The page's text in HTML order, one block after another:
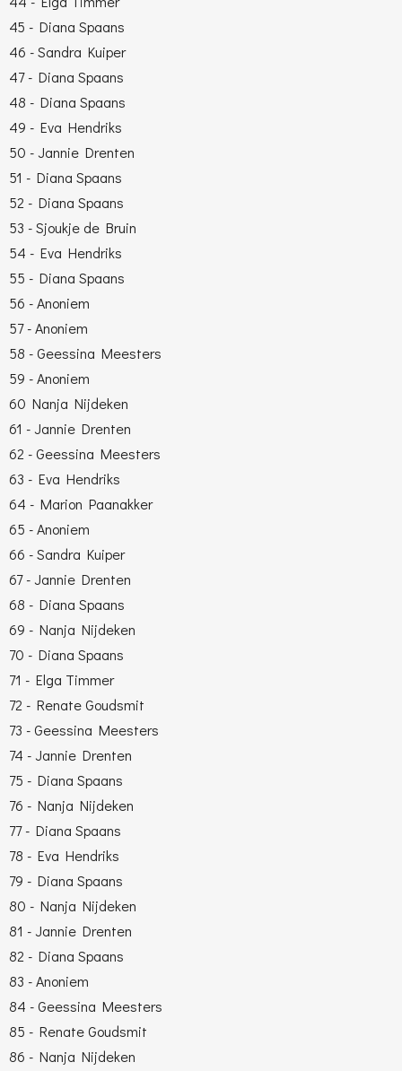
45 - Diana Spaans
46 - Sandra Kuiper
47 - Diana Spaans
48 - Diana Spaans
49 - Eva Hendriks
50 - Jannie Drenten
51 - Diana Spaans
52 - Diana Spaans
53 - Sjoukje de Bruin
54 - Eva Hendriks
55 - Diana Spaans
56 - Anoniem
57 - Anoniem
58 - Geessina Meesters
59 - Anoniem
60 Nanja Nijdeken
61 - Jannie Drenten
62 - Geessina Meesters
63 - Eva Hendriks
64 - Marion Paanakker
65 - Anoniem
66 - Sandra Kuiper
67 - Jannie Drenten
68 - Diana Spaans
69 - Nanja Nijdeken
70 - Diana Spaans
71 - Elga Timmer
72 - Renate Goudsmit
73 - Geessina Meesters
74 - Jannie Drenten
75 - Diana Spaans
76 - Nanja Nijdeken
77 - Diana Spaans
78 - Eva Hendriks
79 - Diana Spaans
80 - Nanja Nijdeken
81 - Jannie Drenten
82 - Diana Spaans
83 - Anoniem
84 - Geessina Meesters
85 - Renate Goudsmit
86 - Nanja Nijdeken